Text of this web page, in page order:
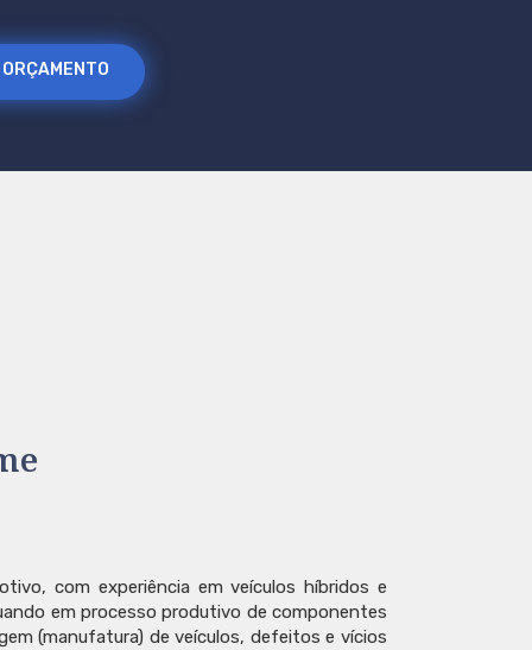
com experiência em veículos híbridos e
em processo produtivo de componentes
(manufatura) de veículos, defeitos e vícios